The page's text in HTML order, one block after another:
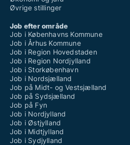
Øvrige stillinger
Job efter område
Job i Københavns Kommune
Job i Århus Kommune
Job i Region Hovedstaden
Job i Region Nordjylland
Job i Storkøbenhavn
Job i Nordsjælland
Job på Midt- og Vestsjælland
Job på Sydsjælland
Job på Fyn
Job i Nordjylland
Job i Østjylland
Job i Midtjylland
Job i Sydjylland